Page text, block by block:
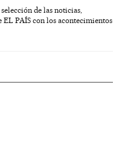
de las noticias,
PAÍS con los acontecimientos